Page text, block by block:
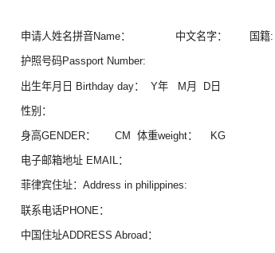
申请人姓名拼音Name： 中文名字： 国籍:
护照号码Passport Number:
出生年月日 Birthday day： Y年 M月 D日
性别：
身高GENDER： CM 体重weight： KG
电子邮箱地址 EMAIL：
菲律宾住址：Address in philippines:
联系电话PHONE：
中国住址ADDRESS Abroad：